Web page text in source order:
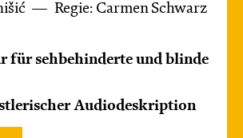
Regie: Carmen Schwarz
für sehbehinderte und blinde
Audiodeskription